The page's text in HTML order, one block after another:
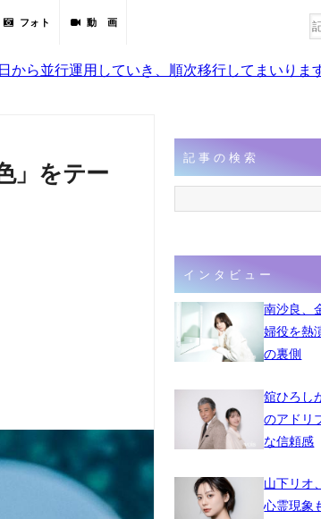
フォト 動 画
ら並行運用していき、順次移行してまいります
」をテー
記事の検索
インタビュー
南沙良、
婦役を熱
の裏側
舘ひろし
のアドリ
な信頼感
山下リオ
心霊現象